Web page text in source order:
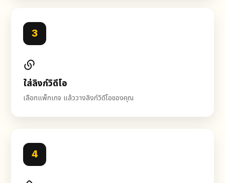
3
ใส่ลิงก์วิดีโอ
เลือกแพ็กเกจ แล้ววางลิงก์วิดีโอของคุณ
4